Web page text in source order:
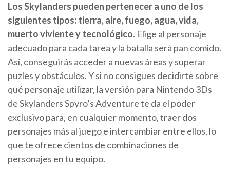
Los Skylanders pueden pertenecer a uno de los
siguientes tipos: tierra, aire, fuego, agua, vida,
muerto viviente y tecnológico. Elige al personaje
adecuado para cada tarea y la batalla será pan comido.
Así, conseguirás acceder a nuevas áreas y superar
puzles y obstáculos. Y si no consigues decidirte sobre
qué personaje utilizar, la versión para Nintendo 3Ds
de Skylanders Spyro’s Adventure te da el poder
exclusivo para, en cualquier momento, traer dos
personajes más al juego e intercambiar entre ellos, lo
que te ofrece cientos de combinaciones de
personajes en tu equipo.